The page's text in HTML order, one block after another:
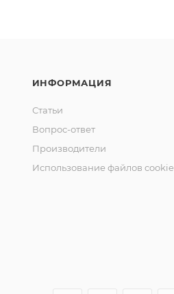
ИНФОРМАЦИЯ
Статьи
Вопрос-ответ
Производители
Использование файлов cookie